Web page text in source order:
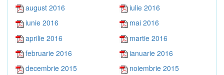
august 2016
iulie 2016
iunie 2016
mai 2016
aprilie 2016
martie 2016
februarie 2016
ianuarie 2016
decembrie 2015
noiembrie 2015